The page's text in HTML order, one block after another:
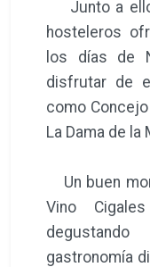
Junto a
hosteleros
los días de
disfrutar de
como
La Dama de la
Un buen
Vino
gastronomía